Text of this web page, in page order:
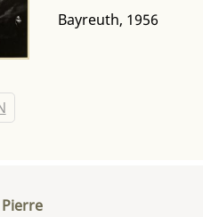
Bayreuth, 1956